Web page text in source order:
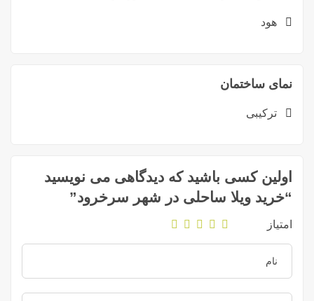
هود
نمای ساختمان
ترکیبی
اولین کسی باشید که دیدگاهی می نویسید
“خرید ویلا ساحلی در شهر سرخرود”
امتیاز